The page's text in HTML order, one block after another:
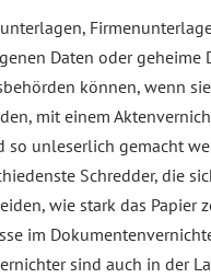
Daten oder geheime
können, wenn
mit einem
so unleserlich gemacht
Schredder, die
wie stark das Papier
im
sind auch in der